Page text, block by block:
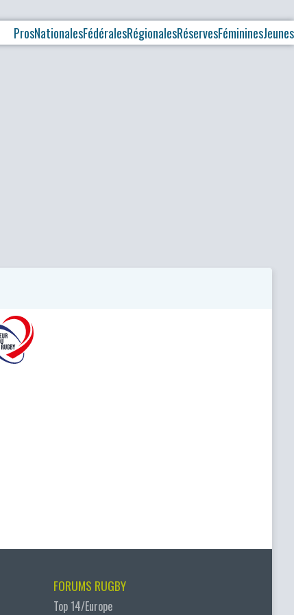
ProsNationalesFédéralesRégionalesRéservesFémininesJeunes
FORUMS RUGBY
Top 14/Europe